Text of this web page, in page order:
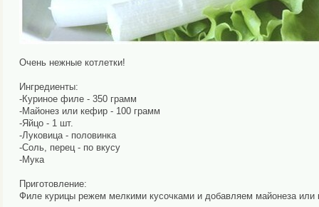
Очень нежные котлетки!
Ингредиенты:
-Куриное филе - 350 грамм
-Майонез или кефир - 100 грамм
-Яйцо - 1 шт.
-Луковица - половинка
-Соль, перец - по вкусу
-Мука
Приготовление:
Филе курицы режем мелкими кусочками и добавляем майонеза или